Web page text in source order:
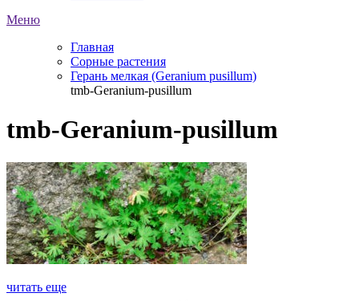
Меню
Главная
Сорные растения
Герань мелкая (Geranium pusillum)
tmb-Geranium-pusillum
tmb-Geranium-pusillum
читать еще